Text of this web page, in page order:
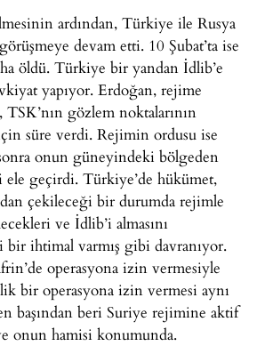
ardından, Türkiye ile Rusya
devam etti. 10 Şubat’ta ise
öldü. Türkiye bir yandan İdlib’e
yapıyor. Erdoğan, rejime
TSK’nın gözlem noktalarının
süre verdi. Rejimin ordusu ise
onun güneyindeki bölgeden
ele geçirdi. Türkiye’de hükümet,
çekileceği bir durumda rejimle
ve İdlib’i almasını
ihtimal varmış gibi davranıyor.
operasyona izin vermesiyle
bir operasyona izin vermesi aynı
başından beri Suriye rejimine aktif
onun hamisi konumunda.